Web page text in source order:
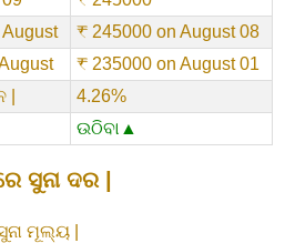
₹ 245000 on August 08
₹ 235000 on August 01
4.26%
ଉଠିବା▲
ସୁନା ଦର |
ମୂଲ୍ୟ |